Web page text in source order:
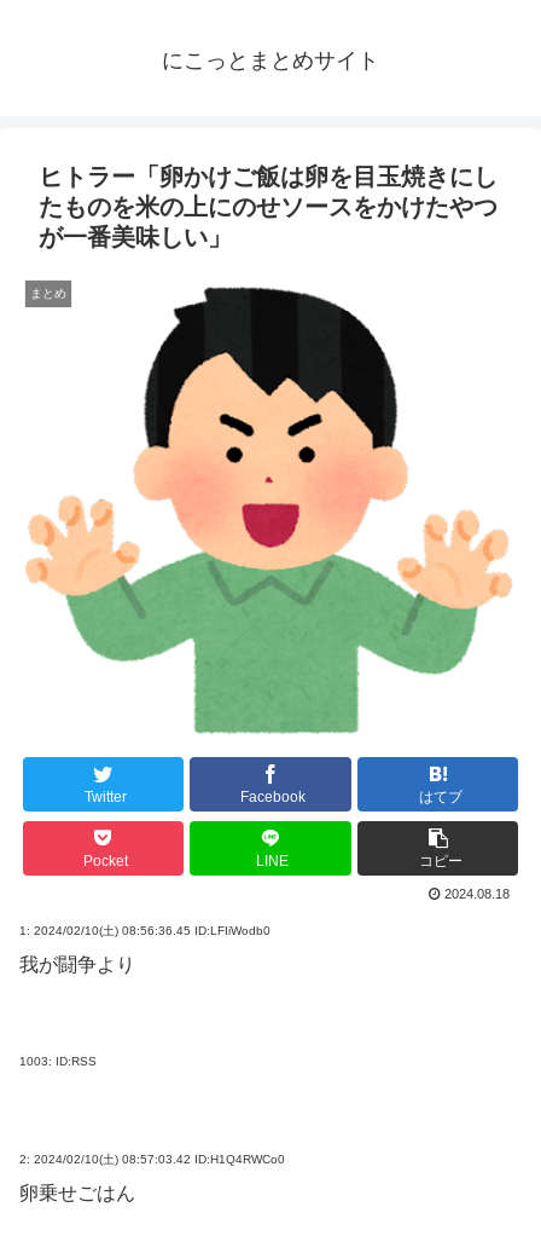
にこっとまとめサイト
ヒトラー「卵かけご飯は卵を目玉焼きにし
たものを米の上にのせソースをかけたやつ
が一番美味しい」
まとめ
Twitter Facebook はてブ
Pocket LINE コピー
2024.08.18
1: 2024/02/10(土) 08:56:36.45 ID:LFIiWodb0
我が闘争より
1003: ID:RSS
2: 2024/02/10(土) 08:57:03.42 ID:H1Q4RWCo0
卵乗せごはん